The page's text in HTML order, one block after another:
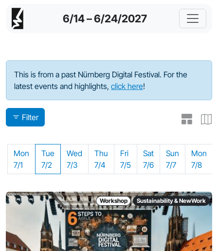
6/14 – 6/24/2027
Program - 2024
This is from a past Nürnberg Digital Festival. For the
latest events and highlights, click here!
Filter
Mon
7/1
Tue
7/2
Wed
7/3
Thu
7/4
Fri
7/5
Sat
7/6
Sun
7/7
Mon
7/8
Workshop Sustainability & NewWork